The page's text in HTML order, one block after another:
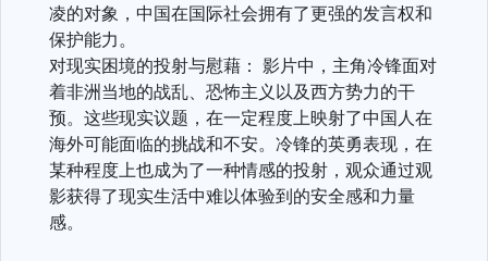
凌的对象，中国在国际社会拥有了更强的发言权和
保护能力。
对现实困境的投射与慰藉： 影片中，主角冷锋面对
着非洲当地的战乱、恐怖主义以及西方势力的干
预。这些现实议题，在一定程度上映射了中国人在
海外可能面临的挑战和不安。冷锋的英勇表现，在
某种程度上也成为了一种情感的投射，观众通过观
影获得了现实生活中难以体验到的安全感和力量
感。